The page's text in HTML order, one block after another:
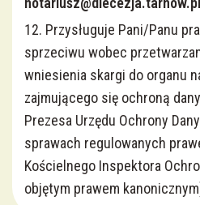
12. Przysługuje Pani/Panu
sprzeciwu wobec
wniesienia skargi do organu
zajmującego się ochroną
Prezesa Urzędu Ochrony
sprawach regulowanych
Kościelnego Inspektora
objętym prawem